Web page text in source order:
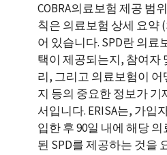
COBRA의료보험 제공 범
칙은 의료보험 상세 요약
어 있습니다. SPD란 의료
택이 제공되는지, 참여자
리, 그리고 의료보험이
지 등의 중요한 정보가 기
서입니다. ERISA는, 가입
입한 후 90일 내에 해당
된 SPD를 제공하는 것을